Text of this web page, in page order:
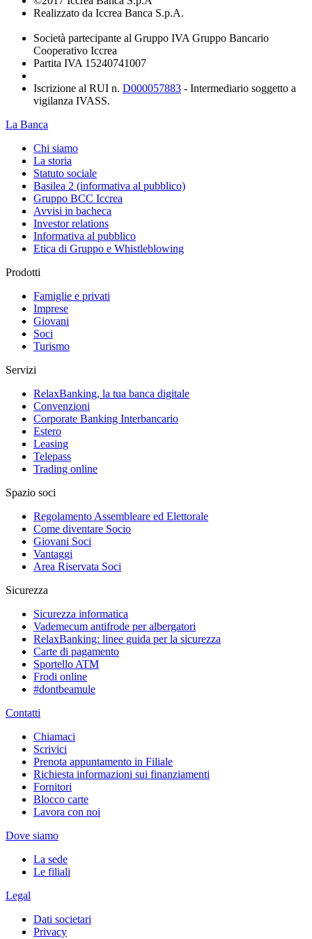
Realizzato da Iccrea Banca S.p.A.
Società partecipante al Gruppo IVA Gruppo Bancario
Cooperativo Iccrea
Partita IVA 15240741007
Iscrizione al RUI n. D000057883 - Intermediario soggetto a
vigilanza IVASS.
La Banca
Chi siamo
La storia
Statuto sociale
Basilea 2 (informativa al pubblico)
Gruppo BCC Iccrea
Avvisi in bacheca
Investor relations
Informativa al pubblico
Etica di Gruppo e Whistleblowing
Prodotti
Famiglie e privati
Imprese
Giovani
Soci
Turismo
Servizi
RelaxBanking, la tua banca digitale
Convenzioni
Corporate Banking Interbancario
Estero
Leasing
Telepass
Trading online
Spazio soci
Regolamento Assembleare ed Elettorale
Come diventare Socio
Giovani Soci
Vantaggi
Area Riservata Soci
Sicurezza
Sicurezza informatica
Vademecum antifrode per albergatori
RelaxBanking: linee guida per la sicurezza
Carte di pagamento
Sportello ATM
Frodi online
#dontbeamule
Contatti
Chiamaci
Scrivici
Prenota appuntamento in Filiale
Richiesta informazioni sui finanziamenti
Fornitori
Blocco carte
Lavora con noi
Dove siamo
La sede
Le filiali
Legal
Dati societari
Privacy